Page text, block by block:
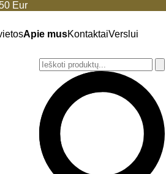
Eur
Apie musKontaktaiVerslui